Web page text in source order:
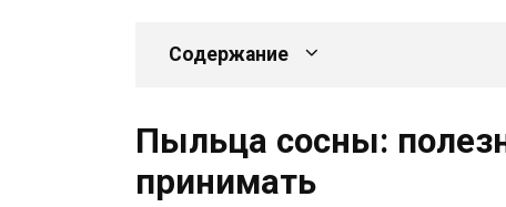
Содержание
Пыльца сосны:
принимать